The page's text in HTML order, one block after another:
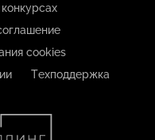
cookies
Техподдержка